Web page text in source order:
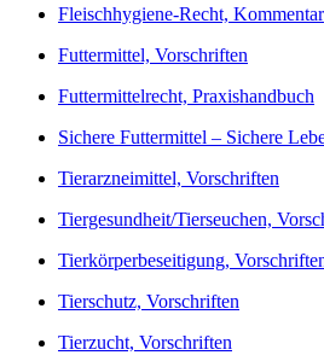
Fleischhygiene-Recht, Kommentar
Futtermittel, Vorschriften
Futtermittelrecht, Praxishandbuch
Sichere Futtermittel – Sichere
Tierarzneimittel, Vorschriften
Tiergesundheit/Tierseuchen,
Tierkörperbeseitigung,
Tierschutz, Vorschriften
Tierzucht, Vorschriften